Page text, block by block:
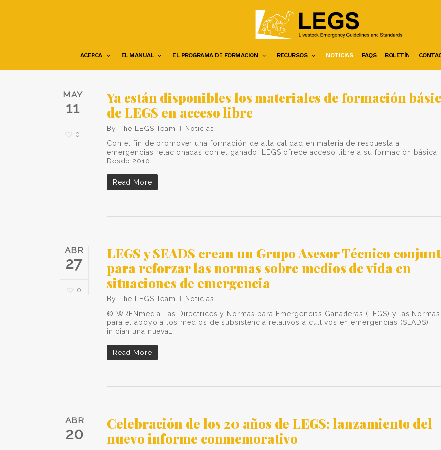
ACERCA EL MANUAL EL PROGRAMA DE FORMACIÓN RECURSOS NOTICIAS FAQS BOLETÍN
MAY
11
0
Ya están disponibles los materiales de formación
de LEGS en acceso libre
By The LEGS Team
Noticias
Con el fin de promover una formación de alta calidad en materia de respuesta a
emergencias relacionadas con el ganado, LEGS ofrece acceso libre a su formación básica.
Desde 2010,…
Read More
ABR
27
0
LEGS y SEADS crean un Grupo Asesor Técnico
para reforzar las normas sobre medios de vida en
situaciones de emergencia
By The LEGS Team
Noticias
© WRENmedia Las Directrices y Normas para Emergencias Ganaderas (LEGS) y las Normas
para el apoyo a los medios de subsistencia relativos a cultivos en emergencias (SEADS)
inician una nueva…
Read More
ABR
20
Celebración de los 20 años de LEGS: lanzamiento del
nuevo informe conmemorativo